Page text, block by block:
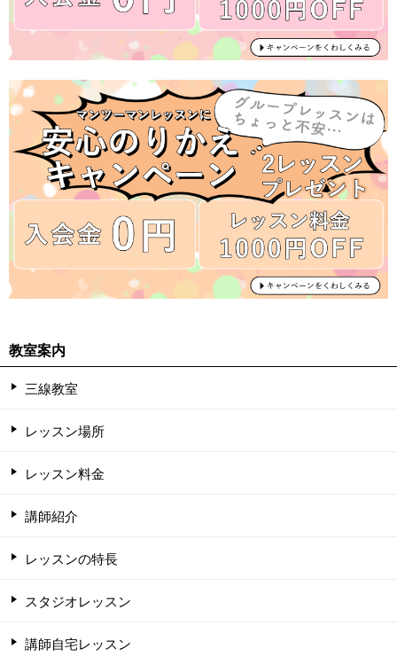
教室案内
三線教室
レッスン場所
レッスン料金
講師紹介
レッスンの特長
スタジオレッスン
講師自宅レッスン